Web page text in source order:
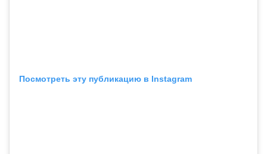
Посмотреть эту публикацию в Instagram